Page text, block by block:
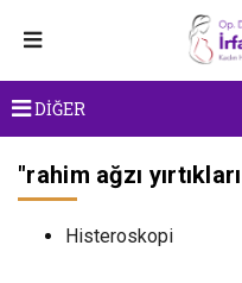
DİĞER
"rahim ağzı yırtıkları
Histeroskopi